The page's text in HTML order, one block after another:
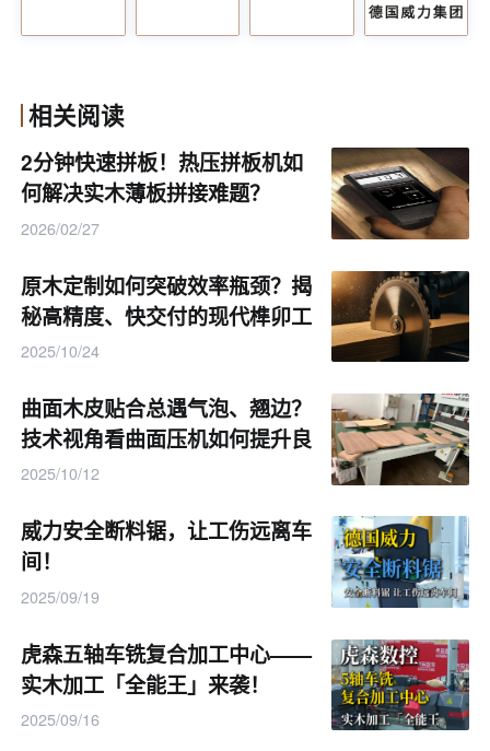
激烈的市场竞争中保持价格优势。
生产企业需要具备快速响应市场变化的能力。木工数控榫
槽机的灵活性和可编程性，使其能够轻松适应多样化的生
序和参数，实现小批量、多品种的生产模式。这种灵活性
不仅能够满足客户的个性化需求，还能够缩短产品交付周
相关阅读
2分钟快速拼板！热压拼板机如
何解决实木薄板拼接难题？
2026/02/27
原木定制如何突破效率瓶颈？揭
秘高精度、快交付的现代榫卯工
艺链！
2025/10/24
曲面木皮贴合总遇气泡、翘边？
技术视角看曲面压机如何提升良
品率！
2025/10/12
威力安全断料锯，让工伤远离车
间！
2025/09/19
虎森五轴车铣复合加工中心——
实木加工「全能王」来袭！
2025/09/16